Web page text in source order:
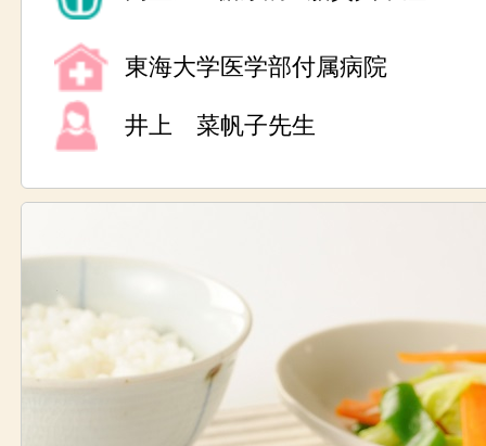
東海大学医学部付属病院
井上 菜帆子先生